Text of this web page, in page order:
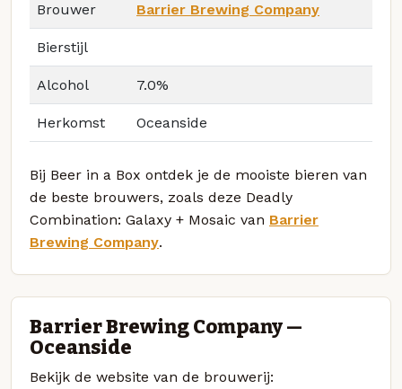
Brouwer Barrier Brewing Company
Bierstijl
Alcohol 7.0%
Herkomst Oceanside
Bij Beer in a Box ontdek je de mooiste bieren van
de beste brouwers, zoals deze Deadly
Combination: Galaxy + Mosaic van Barrier
Brewing Company.
Barrier Brewing Company —
Oceanside
Bekijk de website van de brouwerij: